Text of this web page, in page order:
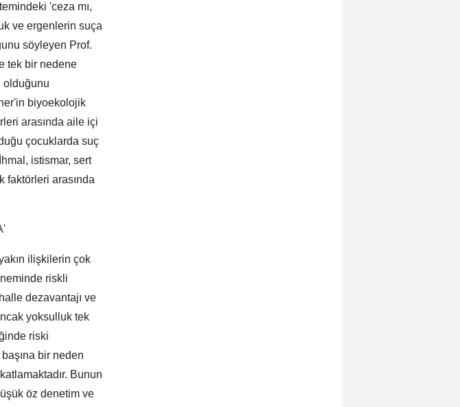
'ceza mı,
ve ergenlerin suça
söyleyen Prof.
tek bir nedene
olduğunu
biyoekolojik
arasında aile içi
çocuklarda suç
istismar, sert
faktörleri arasında
ilişkilerin çok
riskli
dezavantajı ve
yoksulluk tek
riski
bir neden
Bunun
öz denetim ve